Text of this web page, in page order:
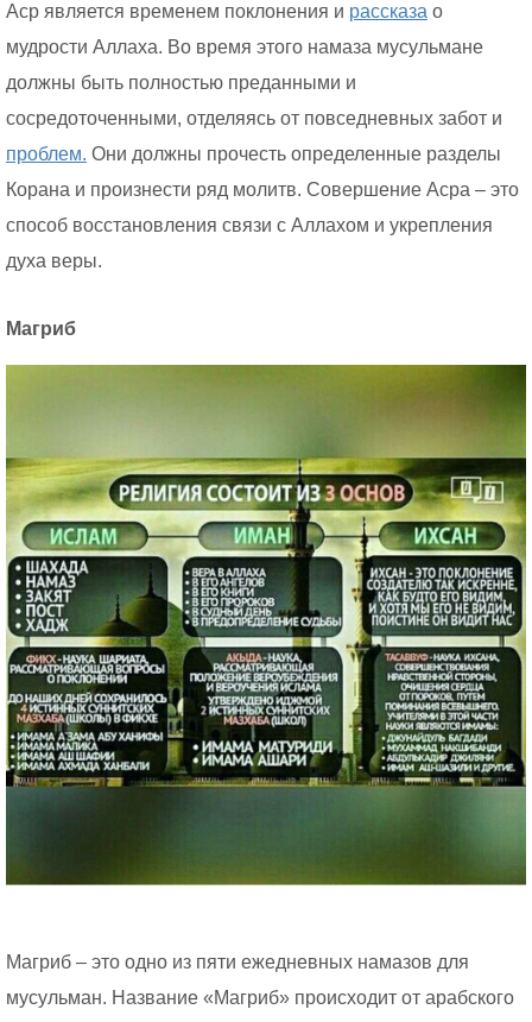
Аср является временем поклонения и рассказа о
мудрости Аллаха. Во время этого намаза мусульмане
должны быть полностью преданными и
сосредоточенными, отделяясь от повседневных забот и
проблем. Они должны прочесть определенные разделы
Корана и произнести ряд молитв. Совершение Асра – это
способ восстановления связи с Аллахом и укрепления
духа веры.
Магриб
Магриб – это одно из пяти ежедневных намазов для
мусульман. Название «Магриб» происходит от арабского